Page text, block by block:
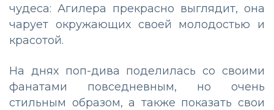
чудеса: Агилера прекрасно выглядит, она
чарует окружающих своей молодостью и
красотой.
На днях поп-дива поделилась со своими
фанатами повседневным, но очень
стильным образом, а также показать свои